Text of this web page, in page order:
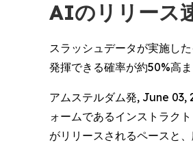
AIのリリース
スラッシュデータが実施し
発揮できる確率が約50%高ま
アムステルダム発, June 03,
ォームであるインストラク
がリリースされるペースと